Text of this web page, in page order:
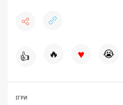
👍 🔥 ♥ 😭
ІГРИ